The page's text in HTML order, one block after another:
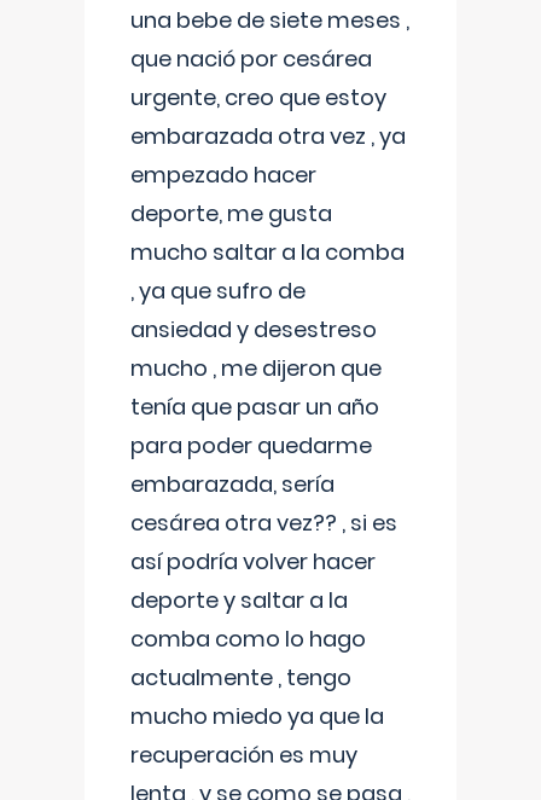
una bebe de siete meses ,
que nació por cesárea
urgente, creo que estoy
embarazada otra vez , ya
empezado hacer
deporte, me gusta
mucho saltar a la comba
, ya que sufro de
ansiedad y desestreso
mucho , me dijeron que
tenía que pasar un año
para poder quedarme
embarazada, sería
cesárea otra vez?? , si es
así podría volver hacer
deporte y saltar a la
comba como lo hago
actualmente , tengo
mucho miedo ya que la
recuperación es muy
lenta , y se como se pasa ,